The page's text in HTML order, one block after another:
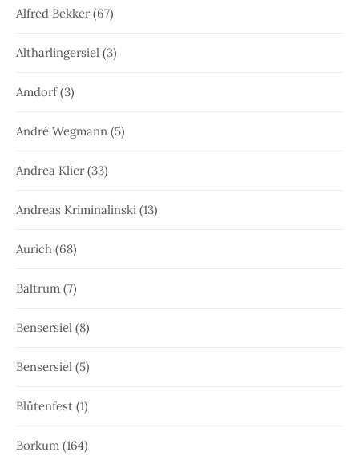
Alfred Bekker(67)
Altharlingersiel (3)
Amdorf(3)
André Wegmann (5)
Andrea Klier(33)
Andreas Kriminalinski (13)
Aurich (68)
Baltrum (7)
Bensersiel (8)
Bensersiel (5)
Blütenfest (1)
Borkum (164)